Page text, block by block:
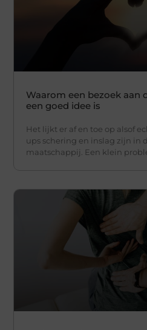
Waarom een bezoek aan
een goed idee is
Het lijkt er af en toe op alsof
ups schering en inslag zijn in
maatschappij. Een klein